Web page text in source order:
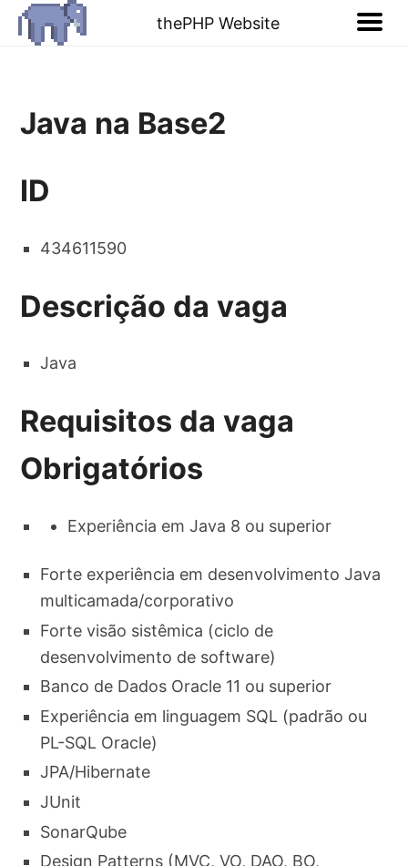
thePHP Website
Java na Base2
ID
434611590
Descrição da vaga
Java
Requisitos da vaga
Obrigatórios
Experiência em Java 8 ou superior​
Forte experiência em desenvolvimento Java
multicamada/corporativo​
Forte visão sistêmica (ciclo de
desenvolvimento de software)​
Banco de Dados Oracle 11 ou superior​
Experiência em linguagem SQL (padrão ou
PL-SQL Oracle)​
JPA/Hibernate​
JUnit​
SonarQube​
Design Patterns (MVC, VO, DAO, BO,